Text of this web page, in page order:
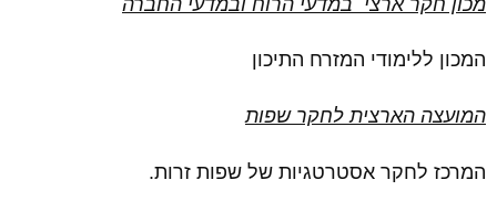
המכון ללימודי המזרח התיכון
המועצה הארצית לחקר שפות
המרכז לחקר אסטרטגיות של שפות זרות.